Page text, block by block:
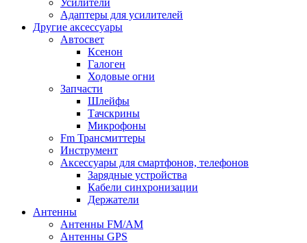
Усилители
Адаптеры для усилителей
Другие аксессуары
Автосвет
Ксенон
Галоген
Ходовые огни
Запчасти
Шлейфы
Тачскрины
Микрофоны
Fm Трансмиттеры
Инструмент
Аксессуары для смартфонов, телефонов
Зарядные устройства
Кабели синхронизации
Держатели
Антенны
Антенны FM/AM
Антенны GPS